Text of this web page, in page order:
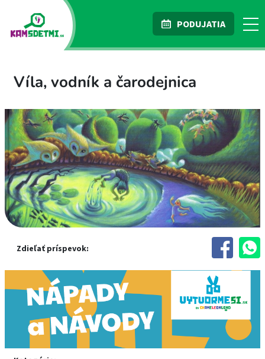
PODUJATIA
Víla, vodník a čarodejnica
Zdieľať príspevok: